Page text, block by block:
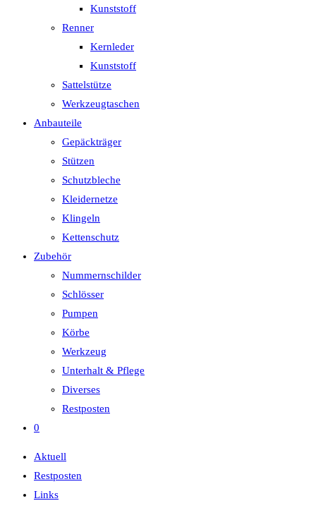
Kunststoff
Renner
Kernleder
Kunststoff
Sattelstütze
Werkzeugtaschen
Anbauteile
Gepäckträger
Stützen
Schutzbleche
Kleidernetze
Klingeln
Kettenschutz
Zubehör
Nummernschilder
Schlösser
Pumpen
Körbe
Werkzeug
Unterhalt & Pflege
Diverses
Restposten
0
Aktuell
Restposten
Links